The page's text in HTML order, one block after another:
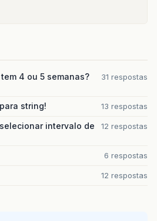
4 ou 5 semanas?
31 respostas
string! 13 respostas
intervalo de
12 respostas
6 respostas
12 respostas